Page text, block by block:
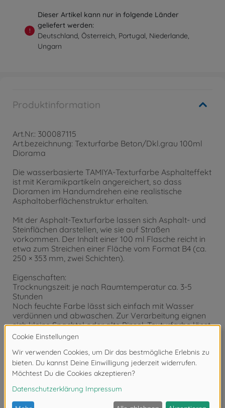
!
Dieser Artikel kann nur in folgende Länder
geliefert werden:
Deutschland, Österreich, Portugal, Niederlande,
Ungarn
Produktinformation
Art.Nr.: 300087115
Art.bezeichnung: Texturfarbe Beton/Dkl.grau 100ml
Diorama
Die wasserbasierte TAMIYA-Texturfarbe Asphalteffekt
ist mit Keramikpartikeln angereichert, so dass
Dioramen im Handumdrehen eine realistische
Asphaltoberflächenstruktur erhalten.
Mit der Asphalt-Texturfarbe lassen sich Asphalt- und
Steinflächen darstellen, wie sie auf Straßen
vorkommen. Der Inhalt einer 100 ml Flasche reicht in
etwa zum Streichen einer Fläche vom Format B4 (ca.
250 × 353 mm, zwei Schichten).
Eigenschaften:
Trocknungszeit: je nach Raumtemperatur ca. 3-5
Stunden
Noch feuchte Farbe lässt sich einfach mit Wasser
verdünnen und abwaschen. Zur Verarbeitung eignen
sich kleine Spachtel oder alte Pinsel. Texturfarbe lässt
sich mit TAMIYA-Acrylfarben mischen, um zahlreiche
Achtung: Texturfarbe ist nicht für Airbrush-Pistolen
geeignet!
Tamiya Texturfarbe
Spachtelmasse Beton/Dunkelgrau